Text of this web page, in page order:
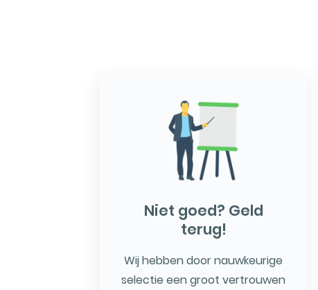
Niet goed? Geld
terug!
Wij hebben door nauwkeurige
selectie een groot vertrouwen